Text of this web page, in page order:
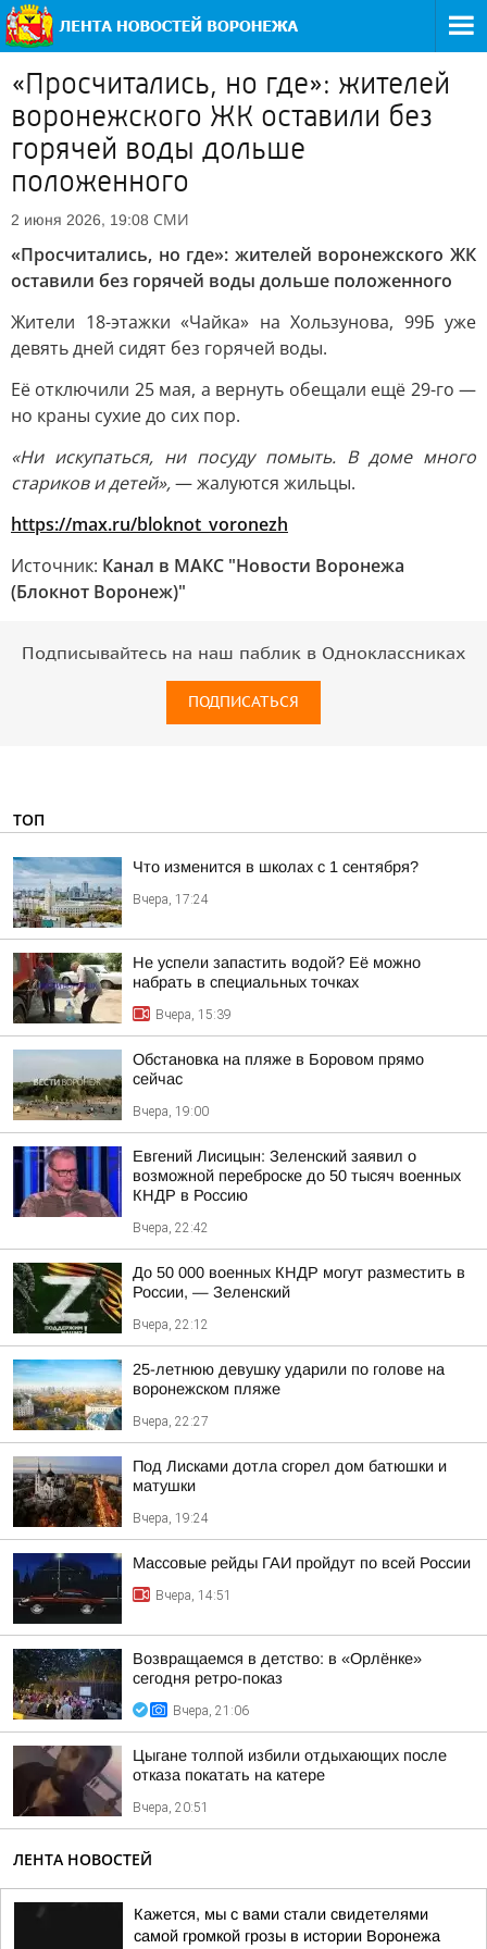
«Просчитались, но где»: жителей
воронежского ЖК оставили без
горячей воды дольше
положенного
2 июня 2026, 19:08 СМИ
«Просчитались, но где»: жителей воронежского ЖК
оставили без горячей воды дольше положенного
Жители 18-этажки «Чайка» на Хользунова, 99Б уже
девять дней сидят без горячей воды.
Её отключили 25 мая, а вернуть обещали ещё 29-го —
но краны сухие до сих пор.
«Ни искупаться, ни посуду помыть. В доме много
стариков и детей»,— жалуются жильцы.
https://max.ru/bloknot_voronezh
Источник: Канал в МАКС "Новости Воронежа
(Блокнот Воронеж)"
Подписывайтесь на наш паблик в Одноклассниках
ПОДПИСАТЬСЯ
ТОП
Что изменится в школах с 1 сентября?
Вчера, 17:24
Не успели запастить водой? Её можно
набрать в специальных точках
Вчера, 15:39
Обстановка на пляже в Боровом прямо
сейчас
Вчера, 19:00
Евгений Лисицын: Зеленский заявил о
возможной переброске до 50 тысяч военных
КНДР в Россию
Вчера, 22:42
До 50 000 военных КНДР могут разместить в
России, — Зеленский
Вчера, 22:12
25-летнюю девушку ударили по голове на
воронежском пляже
Вчера, 22:27
Под Лисками дотла сгорел дом батюшки и
матушки
Вчера, 19:24
Массовые рейды ГАИ пройдут по всей России
Вчера, 14:51
Возвращаемся в детство: в «Орлёнке»
сегодня ретро-показ
Вчера, 21:06
Цыгане толпой избили отдыхающих после
отказа покатать на катере
Вчера, 20:51
ЛЕНТА НОВОСТЕЙ
Кажется, мы с вами стали свидетелями
самой громкой грозы в истории Воронежа